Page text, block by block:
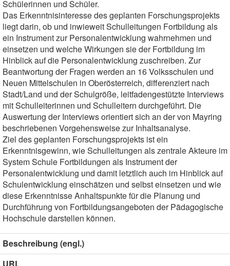
Schülerinnen und Schüler.
Das Erkenntnisinteresse des geplanten Forschungsprojekts
liegt darin, ob und inwieweit Schulleitungen Fortbildung als
ein Instrument zur Personalentwicklung wahrnehmen und
einsetzen und welche Wirkungen sie der Fortbildung im
Hinblick auf die Personalentwicklung zuschreiben. Zur
Beantwortung der Fragen werden an 16 Volksschulen und
Neuen Mittelschulen in Oberösterreich, differenziert nach
Stadt/Land und der Schulgröße, leitfadengestützte Interviews
mit Schulleiterinnen und Schulleitern durchgeführt. Die
Auswertung der Interviews orientiert sich an der von Mayring
beschriebenen Vorgehensweise zur Inhaltsanalyse.
Ziel des geplanten Forschungsprojekts ist ein
Erkenntnisgewinn, wie Schulleitungen als zentrale Akteure im
System Schule Fortbildungen als Instrument der
Personalentwicklung und damit letztlich auch im Hinblick auf
Schulentwicklung einschätzen und selbst einsetzen und wie
diese Erkenntnisse Anhaltspunkte für die Planung und
Durchführung von Fortbildungsangeboten der Pädagogische
Hochschule darstellen können.
Beschreibung (engl.)